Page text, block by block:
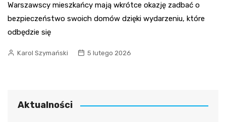
Warszawscy mieszkańcy mają wkrótce okazję zadbać o
bezpieczeństwo swoich domów dzięki wydarzeniu, które
odbędzie się
Karol Szymański 5 lutego 2026
Aktualności